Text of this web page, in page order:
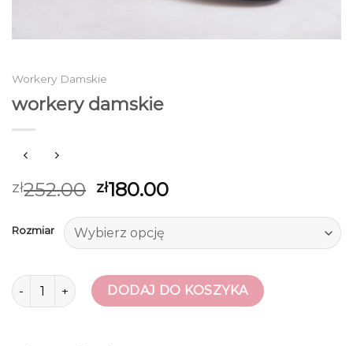
Workery Damskie
workery damskie
zł252.00 zł180.00
Rozmiar
ilość workery damskieDODAJ DO KOSZYKA